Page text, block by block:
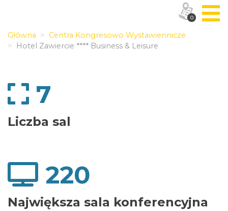
Główna
Centra Kongresowo Wystawiennicze
Hotel Zawiercie **** Business & Leisure
7
Liczba sal
220
Największa sala konferencyjna
0